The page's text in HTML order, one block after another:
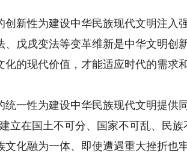
性为建设中华民族现代文明注入
、戊戌变法等变革维新是中华文明创
化的现代价值，才能适应时代的需求
性为建设中华民族现代文明提供
立在国土不可分、国家不可乱、民
文化融为一体、即使遭遇重大挫折也